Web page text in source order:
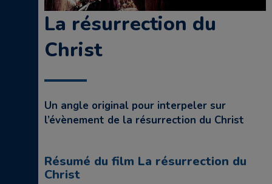
La résurrection du
Christ
Un angle original pour interpeler sur
l’évènement de la résurrection du Christ
Résumé du film La résurrection du
Christ